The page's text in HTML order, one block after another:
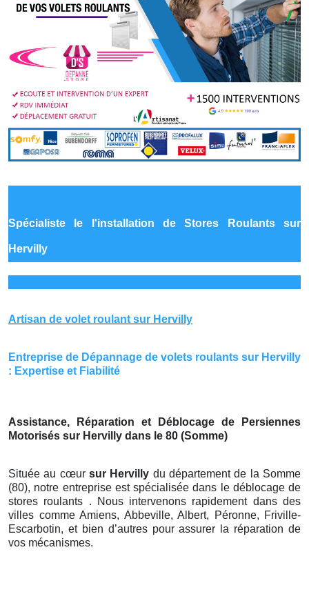
Spécialiste le l'installation de Stores Roulants sur
Hervilly
Artisan de volet roulant sur Hervilly
Entreprise de Dépannage de volets roulants sur Hervilly
: Expertise et Fiabilité
Assistance, Réparation et Déblocage de Persiennes
Motorisés sur Hervilly dans le 80 (Somme)
Située au cœur sur Hervilly du département de la Somme
(80), notre entreprise est spécialisée dans le déblocage de
stores roulants . Nous intervenons rapidement dans des
villes comme Amiens, Abbeville, Albert, Péronne, Friville-
Escarbotin, et bien d’autres pour assurer la réparation de
vos mécanismes.